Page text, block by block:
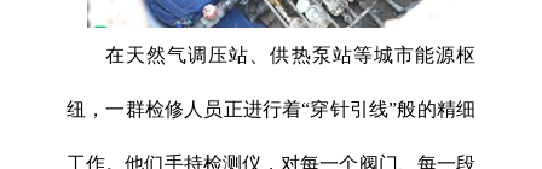
在天然气调压站、供热泵站等城市能源枢
纽，一群检修人员正进行着“穿针引线”般的精细
工作。他们手持检测仪，对每一个阀门、每一段